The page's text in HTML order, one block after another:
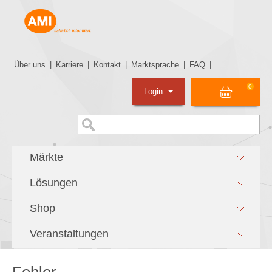
Über uns Karriere Kontakt Marktsprache FAQ
0
Login
Märkte
Lösungen
Shop
Veranstaltungen